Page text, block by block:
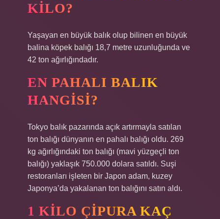
KILO?
Yaşayan en büyük balık olup bilinen en büyük
balina köpek balığı 18,7 metre uzunluğunda ve
42 ton ağırlığındadır.
EN PAHALI BALIK
HANGISI?
Tokyo balık pazarında açık artırmayla satılan
ton balığı dünyanın en pahalı balığı oldu. 269
kg ağırlığındaki ton balığı (mavi yüzgeçli ton
balığı) yaklaşık 750.000 dolara satıldı. Suşi
restoranları işleten bir Japon adam, kuzey
Japonya’da yakalanan ton balığını satın aldı.
1 KILO ÇIPURA KAÇ